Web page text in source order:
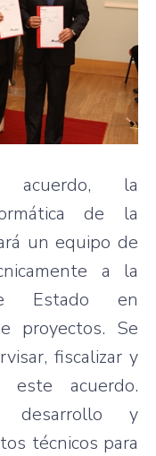
la
de la
un equipo de
a la
Estado en
proyectos. Se
fiscalizar y
acuerdo.
desarrollo y
técnicos para